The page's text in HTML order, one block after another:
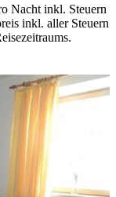
Nacht inkl. Steuern
inkl. aller Steuern